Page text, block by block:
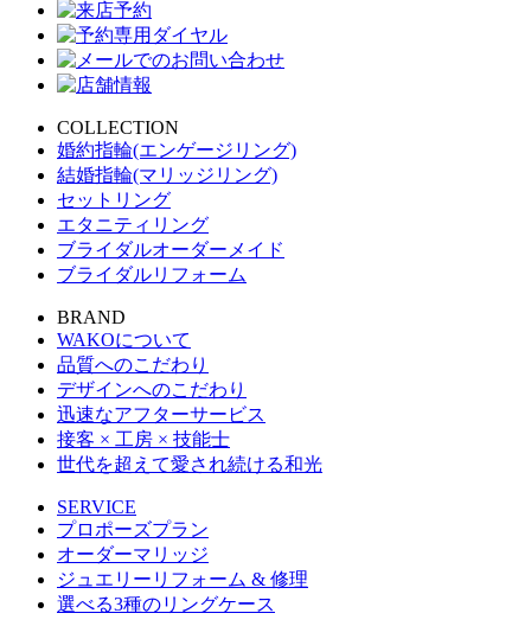
COLLECTION
婚約指輪(エンゲージリング)
結婚指輪(マリッジリング)
セットリング
エタニティリング
ブライダルオーダーメイド
ブライダルリフォーム
BRAND
WAKOについて
品質へのこだわり
デザインへのこだわり
迅速なアフターサービス
接客 × 工房 × 技能士
世代を超えて愛され続ける和光
SERVICE
プロポーズプラン
オーダーマリッジ
ジュエリーリフォーム & 修理
選べる3種のリングケース